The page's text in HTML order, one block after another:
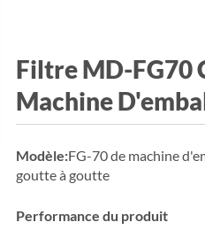
Filtre MD-FG70
Machine
Modèle:FG-70 de machine
goutte à goutte
Performance du produit